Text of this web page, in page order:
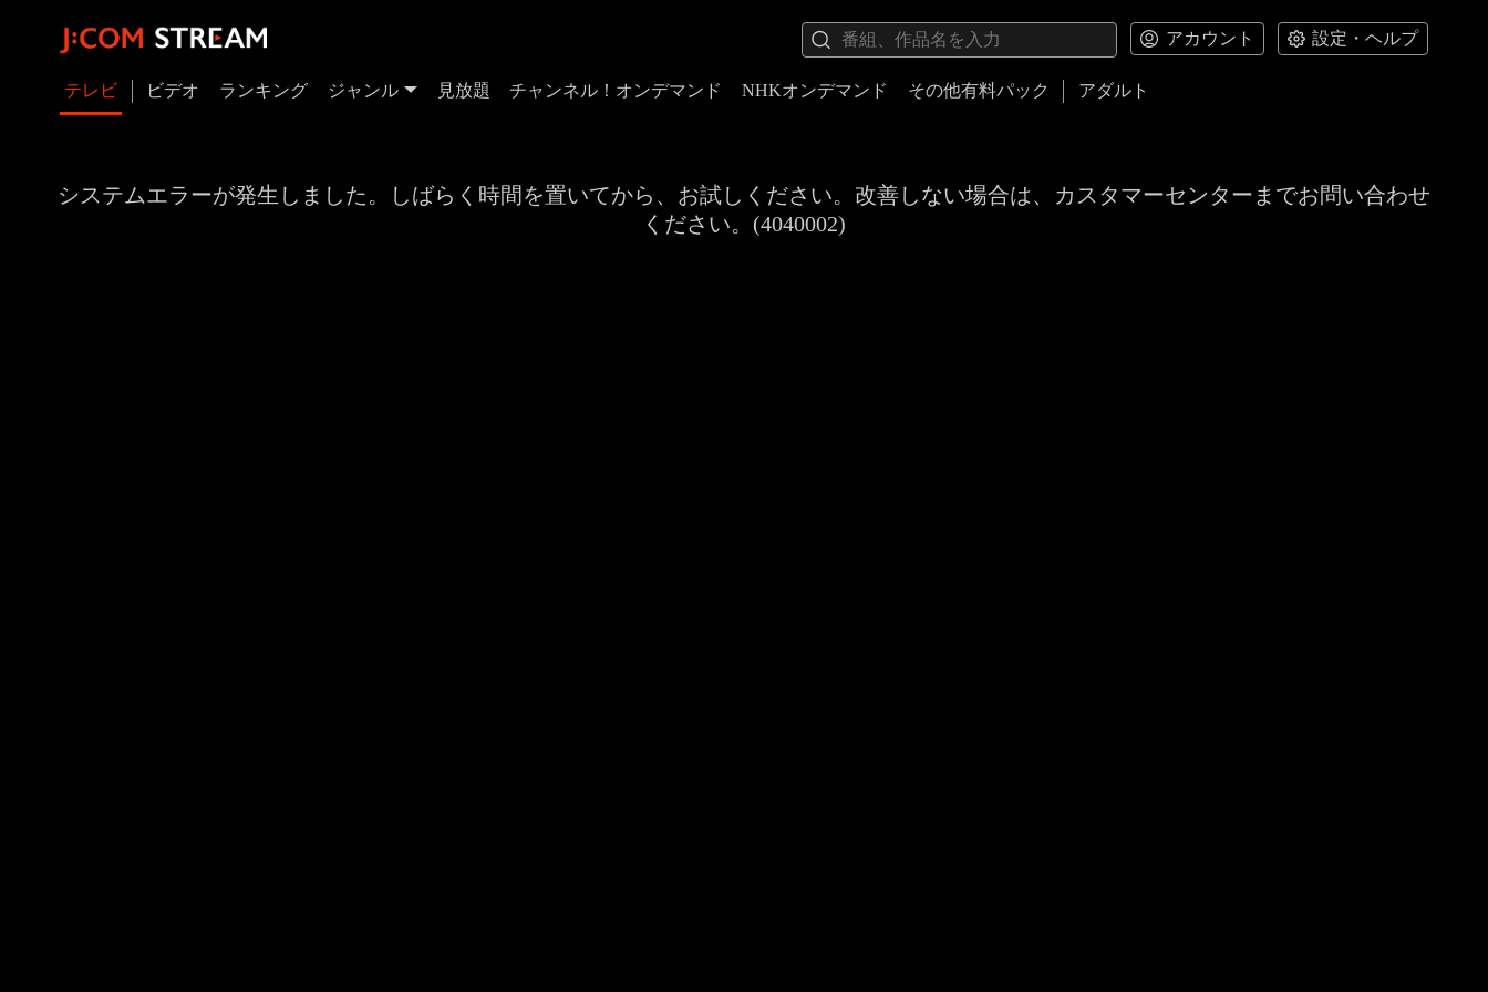
アカウント 設定・ヘルプ
テレビ ビデオ ランキング ジャンル 見放題 チャンネル！オンデマンド NHKオンデマンド その他有料パック アダルト
システムエラーが発生しました。しばらく時間を置いてから、お試しください。改善しない場合は、カスタマーセンターまでお問い合わせ
ください。(4040002)